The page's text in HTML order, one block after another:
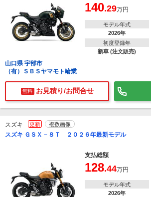
140.29万円
モデル年式
2026年
初度登録年
新車 (注文販売)
山口県 宇部市
（有）ＳＢＳヤマモト輪業
無料 お見積り/お問合せ
スズキ 更新 複数画像
スズキ ＧＳＸ－８Ｔ ２０２６年最新モデル
支払総額
128.44万円
モデル年式
2026年